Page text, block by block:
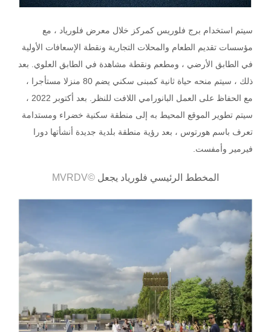
سيتم استخدام برج فلوريس كمركز خلال معرض فلورياد ، مع
مؤسسات تقديم الطعام والمحلات التجارية ونقطة الإسعافات الأولية
في الطابق الأرضي ، ومطعم ونقطة مشاهدة في الطابق العلوي. بعد
ذلك ، سيتم منحه حياة ثانية كمبنى سكني يضم 80 منزلا مستأجرا ،
مع الحفاظ على العمل البانورامي اللافت للنظر. بعد أكتوبر 2022 ،
سيتم تطوير الموقع المحيط به إلى منطقة سكنية خضراء ومستدامة
تعرف باسم هورتوس ، بعد رؤية منطقة بلدية جديدة أنشأتها دورا
فيرمير وأمفست.
المخطط الرئيسي فلورياد يجعل ©MVRDV